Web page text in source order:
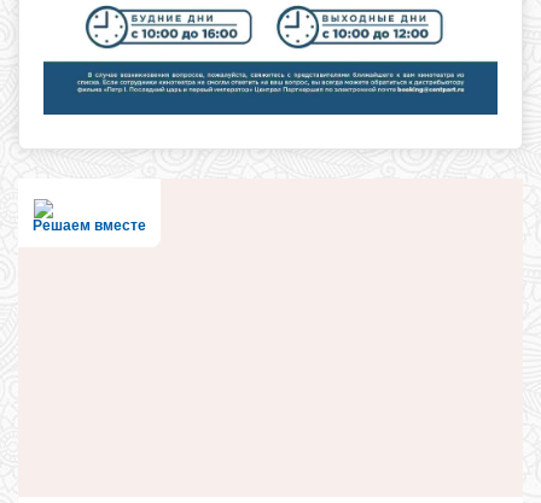
Решаем вместе